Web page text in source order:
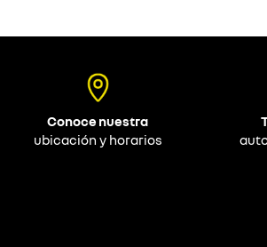
Conoce nuestra
ubicación y horarios